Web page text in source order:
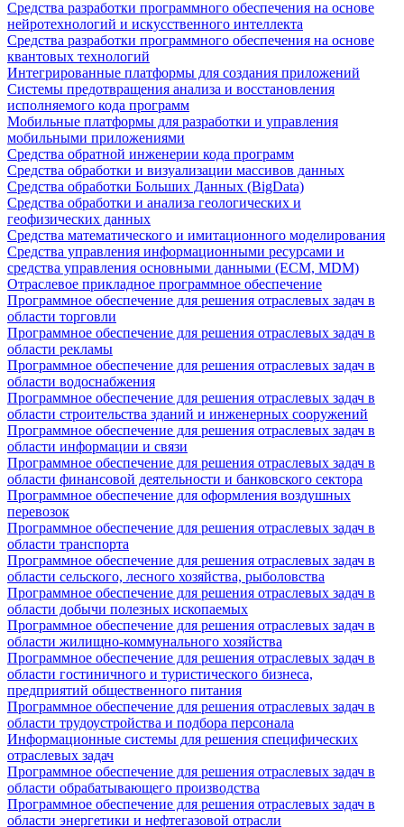
Средства разработки программного обеспечения на основе
нейротехнологий и искусственного интеллекта
Средства разработки программного обеспечения на основе
квантовых технологий
Интегрированные платформы для создания приложений
Системы предотвращения анализа и восстановления
исполняемого кода программ
Мобильные платформы для разработки и управления
мобильными приложениями
Средства обратной инженерии кода программ
Средства обработки и визуализации массивов данных
Средства обработки Больших Данных (BigData)
Средства обработки и анализа геологических и
геофизических данных
Средства математического и имитационного моделирования
Средства управления информационными ресурсами и
средства управления основными данными (ECM, MDM)
Отраслевое прикладное программное обеспечение
Программное обеспечение для решения отраслевых задач в
области торговли
Программное обеспечение для решения отраслевых задач в
области рекламы
Программное обеспечение для решения отраслевых задач в
области водоснабжения
Программное обеспечение для решения отраслевых задач в
области строительства зданий и инженерных сооружений
Программное обеспечение для решения отраслевых задач в
области информации и связи
Программное обеспечение для решения отраслевых задач в
области финансовой деятельности и банковского сектора
Программное обеспечение для оформления воздушных
перевозок
Программное обеспечение для решения отраслевых задач в
области транспорта
Программное обеспечение для решения отраслевых задач в
области сельского, лесного хозяйства, рыболовства
Программное обеспечение для решения отраслевых задач в
области добычи полезных ископаемых
Программное обеспечение для решения отраслевых задач в
области жилищно-коммунального хозяйства
Программное обеспечение для решения отраслевых задач в
области гостиничного и туристического бизнеса,
предприятий общественного питания
Программное обеспечение для решения отраслевых задач в
области трудоустройства и подбора персонала
Информационные системы для решения специфических
отраслевых задач
Программное обеспечение для решения отраслевых задач в
области обрабатывающего производства
Программное обеспечение для решения отраслевых задач в
области энергетики и нефтегазовой отрасли